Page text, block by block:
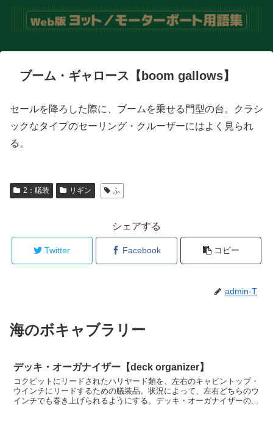
ブーム・ギャロース【boom gallows】
セールを降ろした際に、ブームを乗せる門型の台。クラシ
ックなタイプのセーリング・クルーザーにはよく見られ
る。
2：艤装 リギン ふ
シェアする
Twitter Facebook コピー
admin-T
海のボキャブラリー
デッキ・オーガナイザー【deck organizer】
コクピットにリードされたハリヤード類を、左右のキャビントップ・
ウインチにリードするための艤装品。状況によって、左右どちらのウ
インチでも巻き上げられるようにする。デッキ・オーガナイザーの船